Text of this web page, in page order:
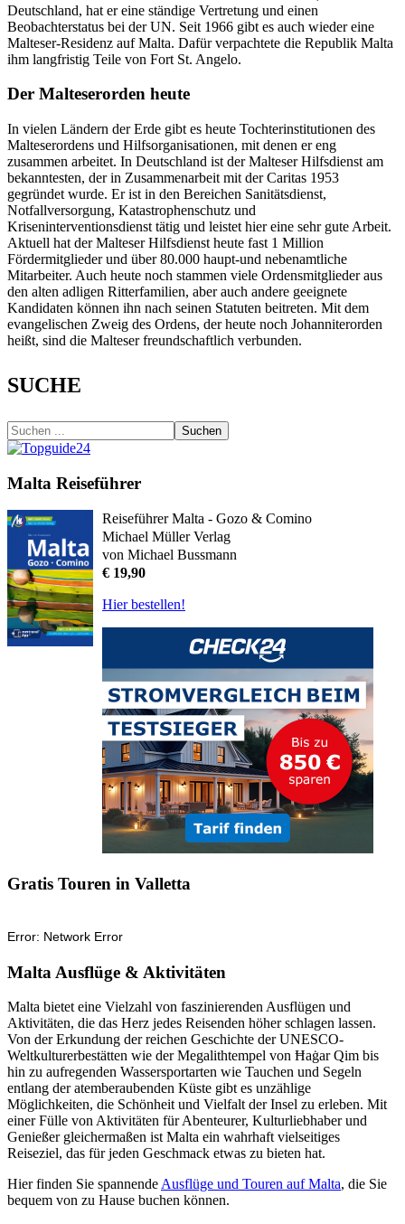
Deutschland, hat er eine ständige Vertretung und einen
Beobachterstatus bei der UN. Seit 1966 gibt es auch wieder eine
Malteser-Residenz auf Malta. Dafür verpachtete die Republik Malta
ihm langfristig Teile von Fort St. Angelo.
Der Malteserorden heute
In vielen Ländern der Erde gibt es heute Tochterinstitutionen des
Malteserordens und Hilfsorganisationen, mit denen er eng
zusammen arbeitet. In Deutschland ist der Malteser Hilfsdienst am
bekanntesten, der in Zusammenarbeit mit der Caritas 1953
gegründet wurde. Er ist in den Bereichen Sanitätsdienst,
Notfallversorgung, Katastrophenschutz und
Kriseninterventionsdienst tätig und leistet hier eine sehr gute Arbeit.
Aktuell hat der Malteser Hilfsdienst heute fast 1 Million
Fördermitglieder und über 80.000 haupt-und nebenamtliche
Mitarbeiter. Auch heute noch stammen viele Ordensmitglieder aus
den alten adligen Ritterfamilien, aber auch andere geeignete
Kandidaten können ihn nach seinen Statuten beitreten. Mit dem
evangelischen Zweig des Ordens, der heute noch Johanniterorden
heißt, sind die Malteser freundschaftlich verbunden.
SUCHE
Suchen
Malta Reiseführer
Reiseführer Malta - Gozo & Comino
Michael Müller Verlag
von Michael Bussmann
€ 19,90
Hier bestellen!
Gratis Touren in Valletta
Malta Ausflüge & Aktivitäten
Malta bietet eine Vielzahl von faszinierenden Ausflügen und
Aktivitäten, die das Herz jedes Reisenden höher schlagen lassen.
Von der Erkundung der reichen Geschichte der UNESCO-
Weltkulturerbestätten wie der Megalithtempel von Ħaġar Qim bis
hin zu aufregenden Wassersportarten wie Tauchen und Segeln
entlang der atemberaubenden Küste gibt es unzählige
Möglichkeiten, die Schönheit und Vielfalt der Insel zu erleben. Mit
einer Fülle von Aktivitäten für Abenteurer, Kulturliebhaber und
Genießer gleichermaßen ist Malta ein wahrhaft vielseitiges
Reiseziel, das für jeden Geschmack etwas zu bieten hat.
Hier finden Sie spannende Ausflüge und Touren auf Malta, die Sie
bequem von zu Hause buchen können.